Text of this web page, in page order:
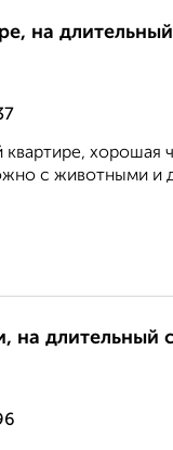
на
хорошая
с животными и
на длительный